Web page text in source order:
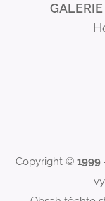
GALERIE
Copyright © 1999